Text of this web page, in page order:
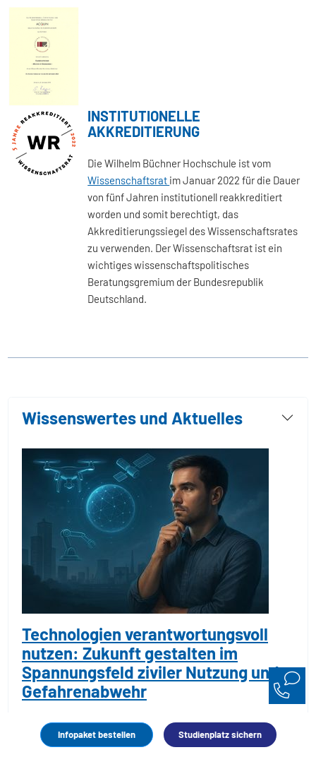
Infopaket bestellen Studienplatz sichern
INSTITUTIONELLE
AKKREDITIERUNG
Die Wilhelm Büchner Hochschule ist vom
Wissenschaftsrat im Januar 2022 für die Dauer
von fünf Jahren institutionell reakkreditiert
worden und somit berechtigt, das
Akkreditierungssiegel des Wissenschaftsrates
zu verwenden. Der Wissenschaftsrat ist ein
wichtiges wissenschaftspolitisches
Beratungsgremium der Bundesrepublik
Deutschland.
Wissenswertes und Aktuelles
Technologien verantwortungsvoll
nutzen: Zukunft gestalten im
Spannungsfeld ziviler Nutzung und
Gefahrenabwehr
Studiengänge an der Schnittstelle von technologischer
Entwicklung, Gesellschaft und militärischer Sicherheit: